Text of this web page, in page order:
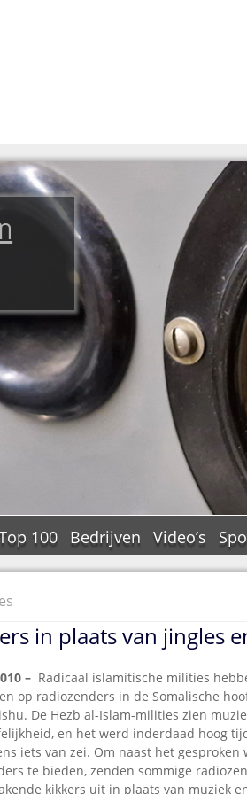
100 Bedrijven Video’s
in plaats van jingles
– Radicaal islamitische milities
op radiozenders in de Somalische
De Hezb al-Islam-milities zien
en het werd inderdaad hoog
iets van zei. Om naast het gesproken
te bieden, zenden sommige
kikkers uit in plaats van muziek